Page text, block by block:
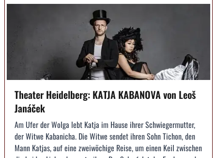
Theater Heidelberg: KATJA KABANOVA von Leoš
Janáček
Am Ufer der Wolga lebt Katja im Hause ihrer Schwiegermutter,
der Witwe Kabanicha. Die Witwe sendet ihren Sohn Tichon, den
Mann Katjas, auf eine zweiwöchige Reise, um einen Keil zwischen